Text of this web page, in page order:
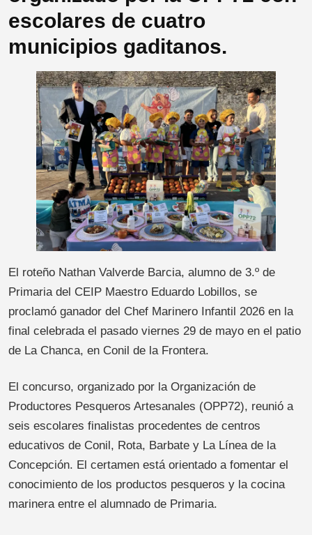
escolares de cuatro
municipios gaditanos.
El roteño Nathan Valverde Barcia, alumno de 3.º de
Primaria del CEIP Maestro Eduardo Lobillos, se
proclamó ganador del Chef Marinero Infantil 2026 en la
final celebrada el pasado viernes 29 de mayo en el patio
de La Chanca, en Conil de la Frontera.
El concurso, organizado por la Organización de
Productores Pesqueros Artesanales (OPP72), reunió a
seis escolares finalistas procedentes de centros
educativos de Conil, Rota, Barbate y La Línea de la
Concepción. El certamen está orientado a fomentar el
conocimiento de los productos pesqueros y la cocina
marinera entre el alumnado de Primaria.